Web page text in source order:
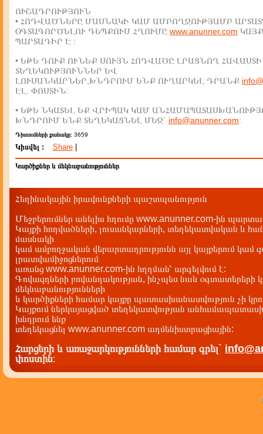
ՈՒՇԱԴՐՈՒԹՅՈՒՆ
• ՀՈԴՎԱԾՆԵՐԸ ՄԱՍՆԱԿԻ ԿԱՄ ԱՄԲՈՂՋՈՒԹՅԱՄԲ
ՕԳՏԱԳՈՐԾԵԼՈՒ ԴԵՊՔՈՒՄ ՀՂՈՒՄԸ www.anunner.com
ՊԱՐՏԱԴԻՐ Է :
• ԵԹԵ ԴՈՒՔ ՈՒՆԵՔ ՍՈՒՅՆ ՀՈԴՎԱԾԸ ԼՐԱՑՆՈՂ ՀԱՎԱՍՏԻ
ՏԵՂԵԿՈՒԹՅՈՒՆՆԵՐ ԵՎ
ԼՈՒՍԱՆԿԱՐՆԵՐ,ԽՆԴՐՈՒՄ ԵՆՔ ՈՒՂԱՐԿԵԼ ԴՐԱՆՔ
ԷԼ. ՓՈՍՏԻՆ:
• ԵԹԵ ՆԿԱՏԵԼ ԵՔ ՎՐԻՊԱԿ ԿԱՄ
ԽՆԴՐՈՒՄ ԵՆՔ ՏԵՂԵԿԱՑՆԵԼ ՄԵԶ` info@anunner.com:
Դիտումների քանակը: 3659
Կիսվել : Share
Կարծիքներ և մեկնաբանություններ
Հեղինակային իրավունքների պաշտպանություն
Մեջբերումներ անելիս հղումը www.anunner.com-ին
Կայքի հոդվածների, լուսանկարների, տեղեկատվական և
մասնակի
կամ ամբողջական վերարտադրությունն այլ կայքերում կամ
լրատվամիջոցներում
առանց www.anunner.com-ին հղղման՝ արգելվում է:
Գովազդների բովանդակության, ինչպես նաև օգտատերերի
մեկնաբանությունների
և կարծիքների համար կայքը պատասխանատվություն չի
Կայքում ներկայացված տեղեկատվության
խնդրում ենք
տեղեկացնել www.anunner.com ադմենիստրացիային:
Հարցերի և առաջարկությունների համար գրել`
փոստին: